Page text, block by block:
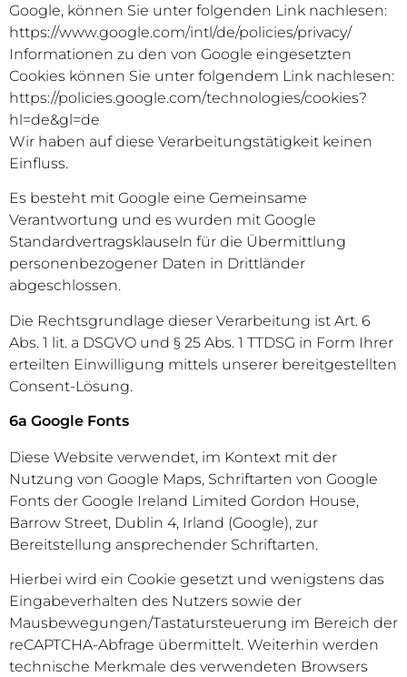
Google, können Sie unter folgenden Link nachlesen:
https://www.google.com/intl/de/policies/privacy/
Informationen zu den von Google eingesetzten
Cookies können Sie unter folgendem Link nachlesen:
https://policies.google.com/technologies/cookies?
hl=de&gl=de
Wir haben auf diese Verarbeitungstätigkeit keinen
Einfluss.
Es besteht mit Google eine Gemeinsame
Verantwortung und es wurden mit Google
Standardvertragsklauseln für die Übermittlung
personenbezogener Daten in Drittländer
abgeschlossen.
Die Rechtsgrundlage dieser Verarbeitung ist Art. 6
Abs. 1 lit. a DSGVO und § 25 Abs. 1 TTDSG in Form Ihrer
erteilten Einwilligung mittels unserer bereitgestellten
Consent-Lösung.
6a Google Fonts
Diese Website verwendet, im Kontext mit der
Nutzung von Google Maps, Schriftarten von Google
Fonts der Google Ireland Limited Gordon House,
Barrow Street, Dublin 4, Irland (Google), zur
Bereitstellung ansprechender Schriftarten.
Hierbei wird ein Cookie gesetzt und wenigstens das
Eingabeverhalten des Nutzers sowie der
Mausbewegungen/Tastatursteuerung im Bereich der
reCAPTCHA-Abfrage übermittelt. Weiterhin werden
technische Merkmale des verwendeten Browsers